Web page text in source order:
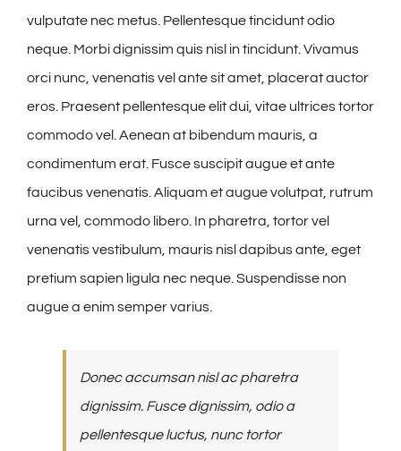
vulputate nec metus. Pellentesque tincidunt odio
neque. Morbi dignissim quis nisl in tincidunt. Vivamus
orci nunc, venenatis vel ante sit amet, placerat auctor
eros. Praesent pellentesque elit dui, vitae ultrices tortor
commodo vel. Aenean at bibendum mauris, a
condimentum erat. Fusce suscipit augue et ante
faucibus venenatis. Aliquam et augue volutpat, rutrum
urna vel, commodo libero. In pharetra, tortor vel
venenatis vestibulum, mauris nisl dapibus ante, eget
pretium sapien ligula nec neque. Suspendisse non
augue a enim semper varius.
Donec accumsan nisl ac pharetra
dignissim. Fusce dignissim, odio a
pellentesque luctus, nunc tortor